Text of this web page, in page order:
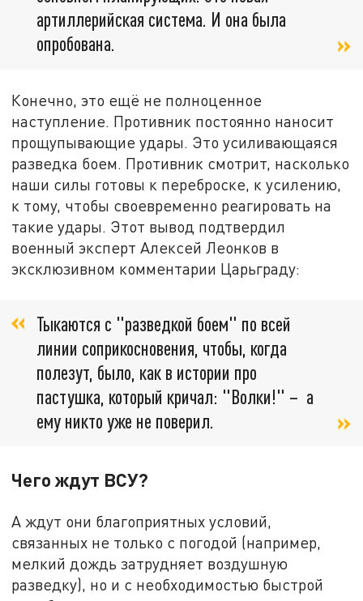
артиллерийская система. И она была
опробована.
Конечно, это ещё не полноценное
наступление. Противник постоянно наносит
прощупывающие удары. Это усиливающаяся
разведка боем. Противник смотрит, насколько
наши силы готовы к переброске, к усилению,
к тому, чтобы своевременно реагировать на
такие удары. Этот вывод подтвердил
военный эксперт Алексей Леонков в
эксклюзивном комментарии Царьграду:
Тыкаются с "разведкой боем" по всей
линии соприкосновения, чтобы, когда
полезут, было, как в истории про
пастушка, который кричал: "Волки!" – а
ему никто уже не поверил.
Чего ждут ВСУ?
А ждут они благоприятных условий,
связанных не только с погодой (например,
мелкий дождь затрудняет воздушную
разведку), но и с необходимостью быстрой